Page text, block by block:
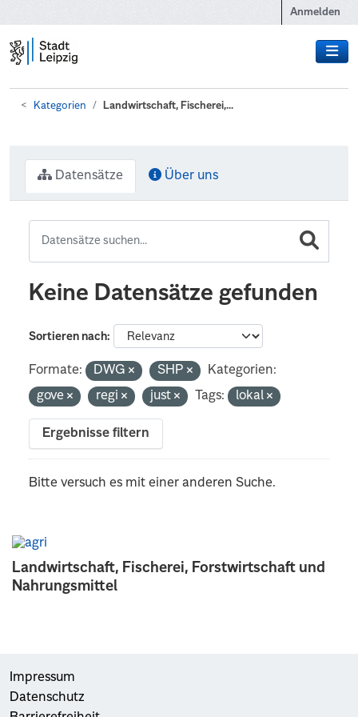
Anmelden
Kategorien Landwirtschaft, Fischerei,...
Landwirtschaft, Fischerei, Forstwirtschaft und
Nahrungsmittel
Datensätze Über uns
Keine Datensätze gefunden
Sortieren nach
Formate: DWG SHP
Kategorien:
gove
regi just Tags: lokal
Ergebnisse filtern
Bitte versuch es mit einer anderen Suche.
Impressum
Datenschutz